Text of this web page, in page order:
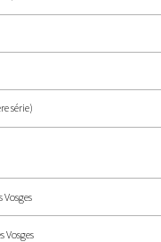
série)
Vosges
Vosges